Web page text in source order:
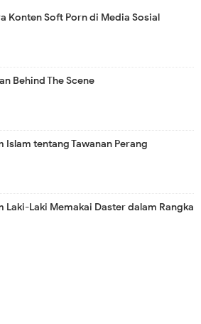
Konten Soft Porn di Media Sosial
Behind The Scene
Islam tentang Tawanan Perang
Laki-Laki Memakai Daster dalam Rangka